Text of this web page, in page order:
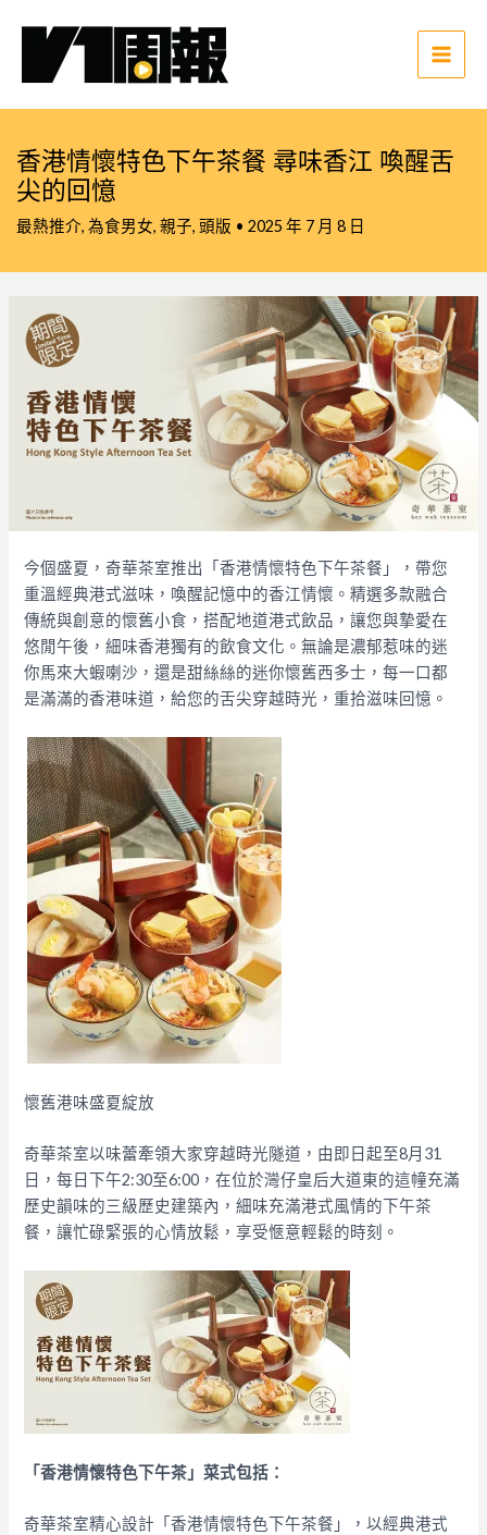
Main
香港情懷特色下午茶餐 尋味香江 喚醒舌
尖的回憶
最熱推介, 為食男女, 親子, 頭版 • 2025 年 7 月 8 日
今個盛夏，奇華茶室推出「香港情懷特色下午茶餐」，帶您
重溫經典港式滋味，喚醒記憶中的香江情懷。精選多款融合
傳統與創意的懷舊小食，搭配地道港式飲品，讓您與摯愛在
悠閒午後，細味香港獨有的飲食文化。無論是濃郁惹味的迷
你馬來大蝦喇沙，還是甜絲絲的迷你懷舊西多士，每一口都
是滿滿的香港味道，給您的舌尖穿越時光，重拾滋味回憶。
懷舊港味盛夏綻放
奇華茶室以味蕾牽領大家穿越時光隧道，由即日起至8月31
日，每日下午2:30至6:00，在位於灣仔皇后大道東的這幢充滿
歷史韻味的三級歷史建築內，細味充滿港式風情的下午茶
餐，讓忙碌緊張的心情放鬆，享受愜意輕鬆的時刻。
「香港情懷特色下午茶」菜式包括：
奇華茶室精心設計「香港情懷特色下午茶餐」，以經典港式